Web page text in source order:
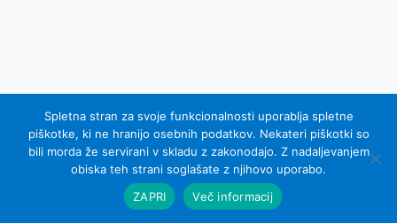
© 2007 - 2015 Equel d.o.o.; vse pravice pridržane
Izdelava spletnih strani Sinus IKS
Spletna stran za svoje funkcionalnosti uporablja spletne
piškotke, ki ne hranijo osebnih podatkov. Nekateri piškotki so
bili morda že servirani v skladu z zakonodajo. Z nadaljevanjem
obiska teh strani soglašate z njihovo uporabo.
ZAPRI
Več informacij